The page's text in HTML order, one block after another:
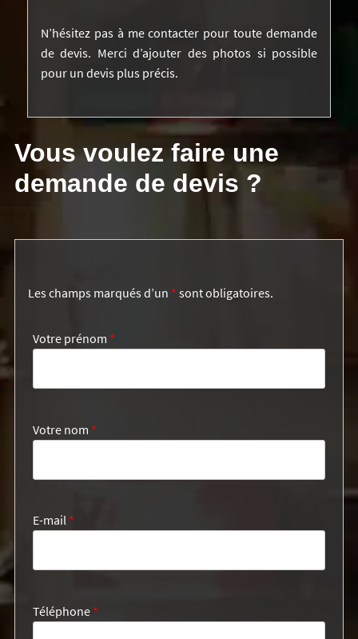
N’hésitez pas à me contacter pour toute demande
de devis. Merci d’ajouter des photos si possible
pour un devis plus précis.
Vous voulez faire une
demande de devis ?
Les champs marqués d’un * sont obligatoires.
Votre prénom *
Votre nom *
E-mail *
Téléphone *